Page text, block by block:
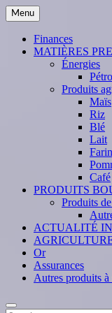
Skip
to
content
Menu
Finances
MATIÈRES
Énergies
Produits
Maïs
Riz
Blé
Lait
Café
PRODUITS
Produits
ACTUALITÉ
Or
Assurances
Autres produits
Search